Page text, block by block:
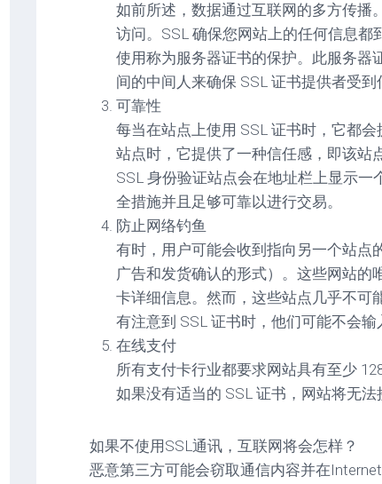
如前所述，数据通过互联网的多方传播
访问。SSL 确保您网站上的任何信息都
使用称为服务器证书的保护。此服务器
间的中间人来确保 SSL 证书提供者受到
可靠性
每当在站点上使用 SSL 证书时，它都
站点时，它提供了一种信任感，即该站
SSL 身份验证站点会在地址栏上显示
全措施并且足够可靠以进行交易。
防止网络钓鱼
有时，用户可能会收到指向另一个站点
广告和发货确认的形式）。这些网站的
卡详细信息。然而，这些站点几乎不可
有注意到 SSL 证书时，他们可能不会输
在线支付
所有支付卡行业都要求网站具有至少
如果没有适当的 SSL 证书，网站将无法
如果不使用SSL通讯，互联网将会怎样？
恶意第三方可能会窃取通信内容并在